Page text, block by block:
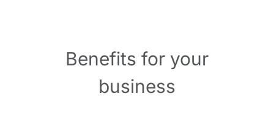
Benefits for your
business